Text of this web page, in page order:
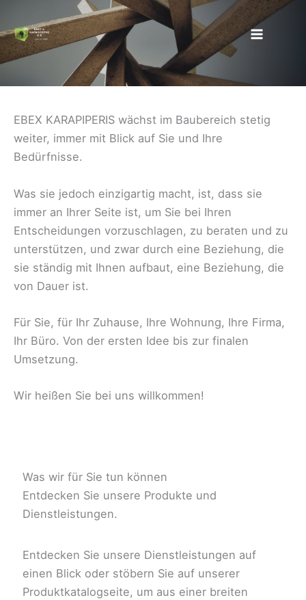
Inhalt
springen
EBEX KARAPIPERIS wächst im Baubereich stetig
weiter, immer mit Blick auf Sie und Ihre
Bedürfnisse.
Was sie jedoch einzigartig macht, ist, dass sie
immer an Ihrer Seite ist, um Sie bei Ihren
Entscheidungen vorzuschlagen, zu beraten und zu
unterstützen, und zwar durch eine Beziehung, die
sie ständig mit Ihnen aufbaut, eine Beziehung, die
von Dauer ist.
Für Sie, für Ihr Zuhause, Ihre Wohnung, Ihre Firma,
Ihr Büro. Von der ersten Idee bis zur finalen
Umsetzung.
Wir heißen Sie bei uns willkommen!
Was wir für Sie tun können
Entdecken Sie unsere Produkte und
Dienstleistungen.
Entdecken Sie unsere Dienstleistungen auf
einen Blick oder stöbern Sie auf unserer
Produktkatalogseite, um aus einer breiten